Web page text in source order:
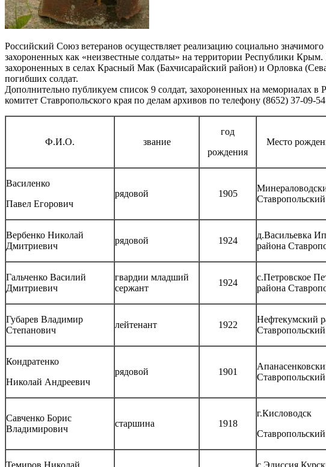
Российский Союз ветеранов осуществляет реализацию социально
захороненных как «неизвестные солдаты» на территории Республики
захороненных в селах Красный Мак (Бахчисарайский район) и Орловка
погибших солдат.
Дополнительно публикуем список 9 солдат, захороненных на
комитет Ставропольского края по делам архивов по телефону (8652) 37-
Ф.И.О. звание
год
рождения
Место
Василенко
Павел Егорович
рядовой 1905
Вербенко Николай
Дмитриевич
рядовой 1924
д.Васильевка
района
Гальченко Василий
Дмитриевич
гвардии младший
сержант
1924
с.Петровское
района
Губарев Владимир
Степанович
лейтенант 1922
Нефтекумский
Кондратенко
Николай Андреевич
рядовой 1901
Савченко Борис
Владимирович
старшина 1918
г.Кисловодск
Темиров Николай с.Эдиссия